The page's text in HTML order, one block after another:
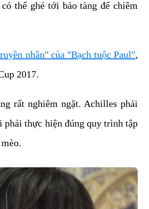
thể ghé tới bảo tàng để chiêm
nhân" của "Bạch tuộc Paul",
2017.
rất nghiêm ngặt. Achilles phải
phải thực hiện đúng quy trình tập